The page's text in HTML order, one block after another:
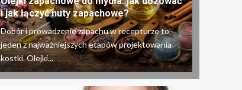
i jak łączyć nuty zapachowe?
Dobór i prowadzenie zapachu w recepturze to
jeden z najważniejszych etapów projektowania
kostki. Olejki...